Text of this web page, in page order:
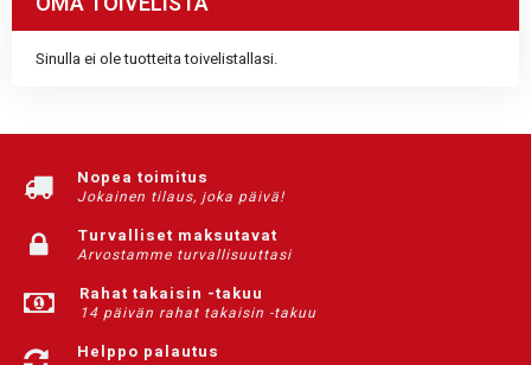
Sinulla ei ole tuotteita toivelistallasi.
Nopea toimitus
Jokainen tilaus, joka päivä!
Turvalliset maksutavat
Arvostamme turvallisuuttasi
Rahat takaisin -takuu
14 päivän rahat takaisin -takuu
Helppo palautus